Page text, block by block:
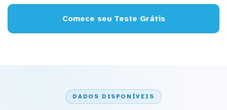
Comece seu Teste Grátis
DADOS DISPONÍVEIS